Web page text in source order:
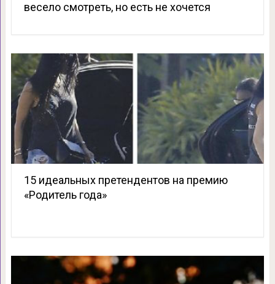
весело смотреть, но есть не хочется
15 идеальных претендентов на премию
«Родитель года»